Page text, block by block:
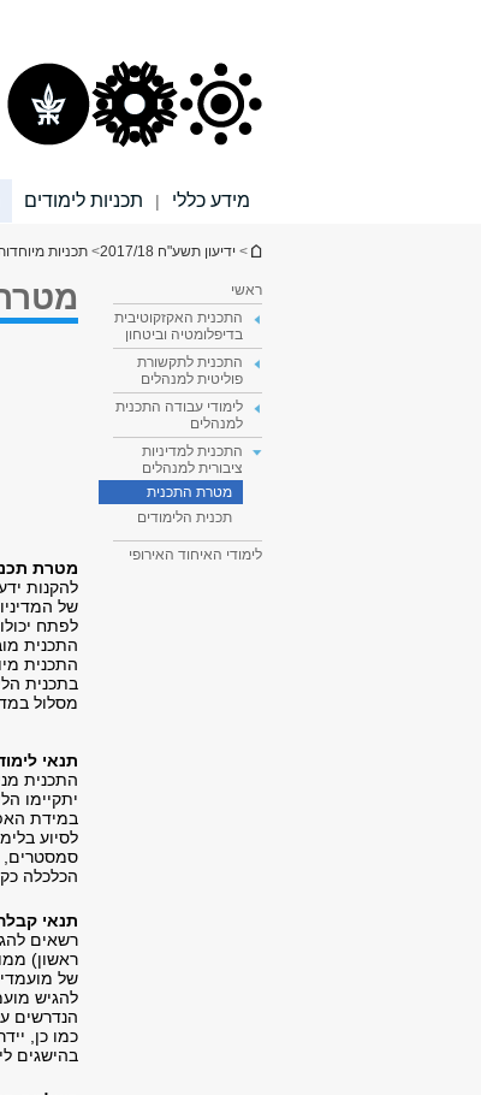
מידע כללי | תכניות לימודים
הינך נמצא כאן
> ידיעון תשע"ח 2017/18 > תכניות
ראשי
התכנית האקזקוטיבית
בדיפלומטיה וביטחון
התכנית לתקשורת
פוליטית למנהלים
לימודי עבודה התכנית
למנהלים
התכנית למדיניות
ציבורית למנהלים
מטרת התכנית
תכנית הלימודים
לימודי האיחוד האירופי
מטרת
להקנות
של
לפתח
התכנית מובילה בתוך 12 חודשים לתואר מוסמך
התכנית
בתכנית
מסלול
תנאי
התכנית
יתקיימו
במידת
הכלכלה
תנאי
רשאים
להגיש
הנדרשים
בהישגים